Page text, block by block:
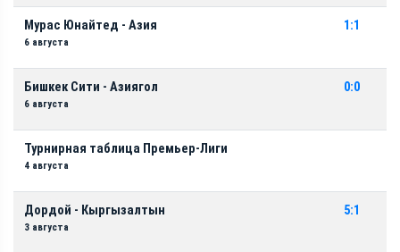
Мурас Юнайтед - Азия
6 августа
1:1
Бишкек Сити - Азиягол
6 августа
0:0
Турнирная таблица Премьер-Лиги
4 августа
Дордой - Кыргызалтын
3 августа
5:1